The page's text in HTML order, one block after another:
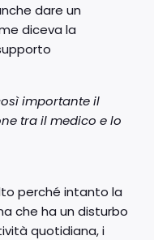
dare un
diceva la
importante il
tra il medico e lo
perché intanto la
che ha un disturbo
quotidiana, i